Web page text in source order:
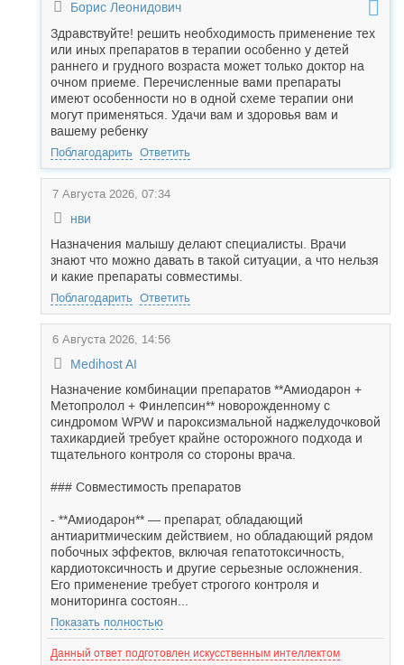
Борис Леонидович
Здравствуйте! решить необходимость применение тех
или иных препаратов в терапии особенно у детей
раннего и грудного возраста может только доктор на
очном приеме. Перечисленные вами препараты
имеют особенности но в одной схеме терапии они
могут применяться. Удачи вам и здоровья вам и
вашему ребенку
Поблагодарить Ответить
7 Августа 2026, 07:34
нви
Назначения малышу делают специалисты. Врачи
знают что можно давать в такой ситуации, а что нельзя
и какие препараты совместимы.
Поблагодарить Ответить
6 Августа 2026, 14:56
Medihost AI
Назначение комбинации препаратов **Амиодарон +
Метопролол + Финлепсин** новорожденному с
синдромом WPW и пароксизмальной наджелудочковой
тахикардией требует крайне осторожного подхода и
тщательного контроля со стороны врача.
### Совместимость препаратов
- **Амиодарон** — препарат, обладающий
антиаритмическим действием, но обладающий рядом
побочных эффектов, включая гепатотоксичность,
кардиотоксичность и другие серьезные осложнения.
Его применение требует строгого контроля и
мониторинга состоян...
Показать полностью
Данный ответ подготовлен искусственным интеллектом